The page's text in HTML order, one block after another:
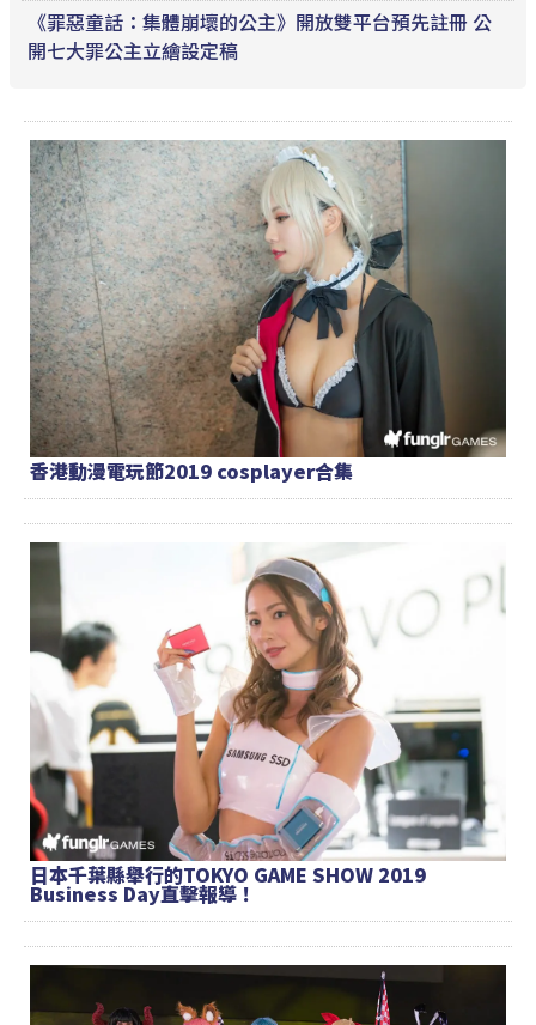
《罪惡童話：集體崩壞的公主》開放雙平台預先註冊 公
開七大罪公主立繪設定稿
香港動漫電玩節2019 cosplayer合集
日本千葉縣舉行的TOKYO GAME SHOW 2019
Business Day直擊報導！